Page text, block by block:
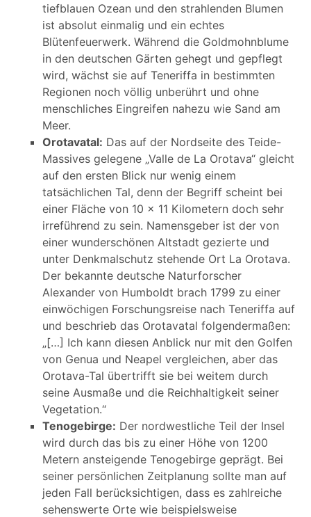
tiefblauen Ozean und den strahlenden Blumen
ist absolut einmalig und ein echtes
Blütenfeuerwerk. Während die Goldmohnblume
in den deutschen Gärten gehegt und gepflegt
wird, wächst sie auf Teneriffa in bestimmten
Regionen noch völlig unberührt und ohne
menschliches Eingreifen nahezu wie Sand am
Meer.
Orotavatal: Das auf der Nordseite des Teide-
Massives gelegene „Valle de La Orotava“ gleicht
auf den ersten Blick nur wenig einem
tatsächlichen Tal, denn der Begriff scheint bei
einer Fläche von 10 x 11 Kilometern doch sehr
irreführend zu sein. Namensgeber ist der von
einer wunderschönen Altstadt gezierte und
unter Denkmalschutz stehende Ort La Orotava.
Der bekannte deutsche Naturforscher
Alexander von Humboldt brach 1799 zu einer
einwöchigen Forschungsreise nach Teneriffa auf
und beschrieb das Orotavatal folgendermaßen:
„[…] Ich kann diesen Anblick nur mit den Golfen
von Genua und Neapel vergleichen, aber das
Orotava-Tal übertrifft sie bei weitem durch
seine Ausmaße und die Reichhaltigkeit seiner
Vegetation.“
Tenogebirge: Der nordwestliche Teil der Insel
wird durch das bis zu einer Höhe von 1200
Metern ansteigende Tenogebirge geprägt. Bei
seiner persönlichen Zeitplanung sollte man auf
jeden Fall berücksichtigen, dass es zahlreiche
sehenswerte Orte wie beispielsweise